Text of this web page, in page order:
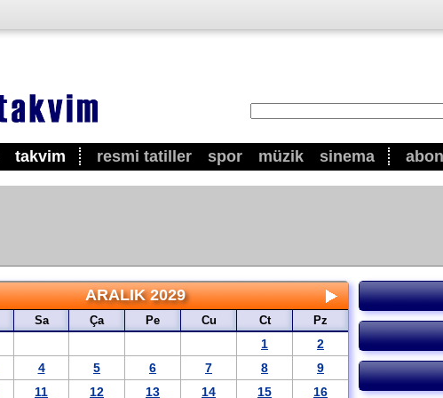
takvim resmi tatiller spor müzik sinema
ARALIK 2029
Sa Ça Pe Cu Ct
Pz
1 2
4 5 6 7 8 9
11 12 13 14 15 16